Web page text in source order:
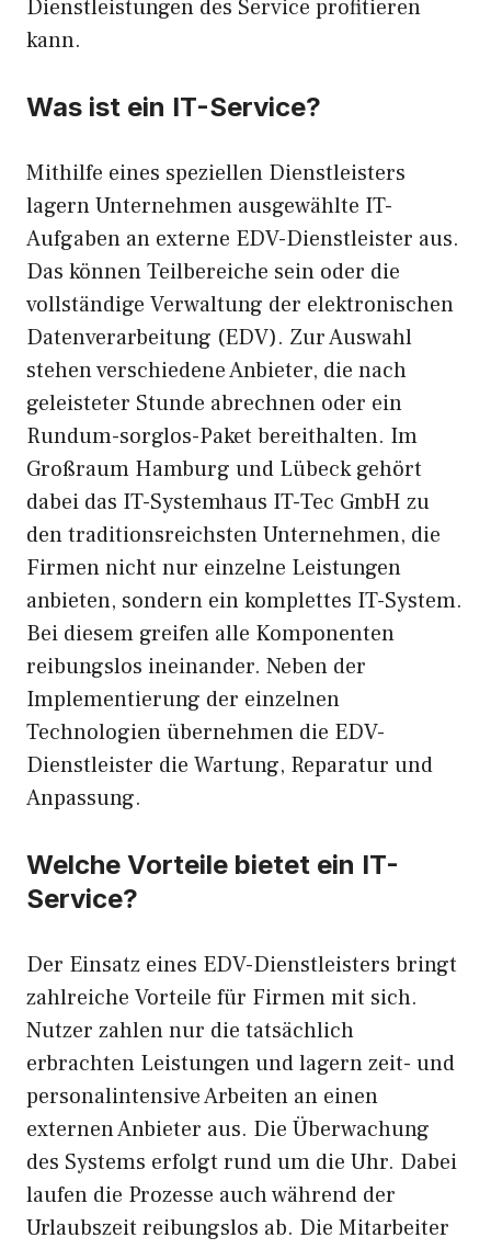
Dienstleistungen des Service profitieren
kann.
Was ist ein IT-Service?
Mithilfe eines speziellen Dienstleisters
lagern Unternehmen ausgewählte IT-
Aufgaben an externe EDV-Dienstleister aus.
Das können Teilbereiche sein oder die
vollständige Verwaltung der elektronischen
Datenverarbeitung (EDV). Zur Auswahl
stehen verschiedene Anbieter, die nach
geleisteter Stunde abrechnen oder ein
Rundum-sorglos-Paket bereithalten. Im
Großraum Hamburg und Lübeck gehört
dabei das IT-Systemhaus IT-Tec GmbH zu
den traditionsreichsten Unternehmen, die
Firmen nicht nur einzelne Leistungen
anbieten, sondern ein komplettes IT-System.
Bei diesem greifen alle Komponenten
reibungslos ineinander. Neben der
Implementierung der einzelnen
Technologien übernehmen die EDV-
Dienstleister die Wartung, Reparatur und
Anpassung.
Welche Vorteile bietet ein IT-
Service?
Der Einsatz eines EDV-Dienstleisters bringt
zahlreiche Vorteile für Firmen mit sich.
Nutzer zahlen nur die tatsächlich
erbrachten Leistungen und lagern zeit- und
personalintensive Arbeiten an einen
externen Anbieter aus. Die Überwachung
des Systems erfolgt rund um die Uhr. Dabei
laufen die Prozesse auch während der
Urlaubszeit reibungslos ab. Die Mitarbeiter